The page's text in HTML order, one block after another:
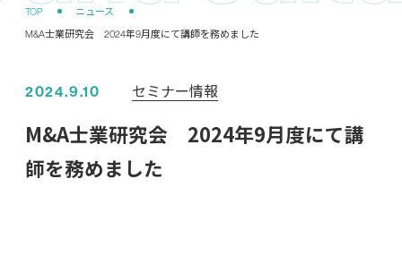
2024.9.10 セミナー情報
M&A士業研究会 2024年9月度にて講
師を務めました